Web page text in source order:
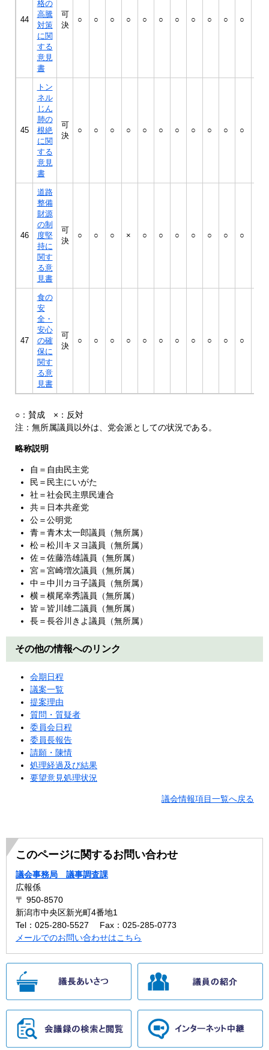
44
格の
高騰
対策
に関
する
意見
書
可
決
○ ○ ○ ○ ○ ○ ○ ○ ○ ○ ○
45
トン
ネル
じん
肺の
根絶
に関
する
意見
書
可
決
○ ○ ○ ○ ○ ○ ○ ○ ○ ○ ○
46
道路
整備
財源
の制
度堅
持に
関す
る意
見書
可
決
○ ○ ○ × ○ ○ ○ ○ ○ ○ ○
47
食の
安
全・
安心
の確
保に
関す
る意
見書
可
決
○ ○ ○ ○ ○ ○ ○ ○ ○ ○ ○
○：賛成 ×：反対
注：無所属議員以外は、党会派としての状況である。
略称説明
自＝自由民主党
民＝民主にいがた
社＝社会民主県民連合
共＝日本共産党
公＝公明党
青＝青木太一郎議員（無所属）
松＝松川キヌヨ議員（無所属）
佐＝佐藤浩雄議員（無所属）
宮＝宮崎増次議員（無所属）
中＝中川カヨ子議員（無所属）
横＝横尾幸秀議員（無所属）
皆＝皆川雄二議員（無所属）
長＝長谷川きよ議員（無所属）
その他の情報へのリンク
会期日程
議案一覧
提案理由
質問・質疑者
委員会日程
委員長報告
請願・陳情
処理経過及び結果
要望意見処理状況
議会情報項目一覧へ戻る
このページに関するお問い合わせ
議会事務局 議事調査課
広報係
〒 950-8570
新潟市中央区新光町4番地1
Tel：025-280-5527
Fax：025-285-0773
メールでのお問い合わせはこちら